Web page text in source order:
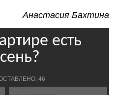
Анастасия Бахтина